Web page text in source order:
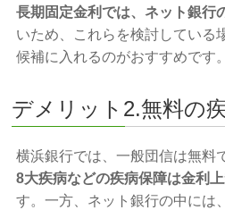
長期固定金利では、ネット銀行
いため、これらを検討している
候補に入れるのがおすすめです。
デメリット2.無料の
横浜銀行では、一般団信は無料
8大疾病などの疾病保障は金利上
す。一方、ネット銀行の中には